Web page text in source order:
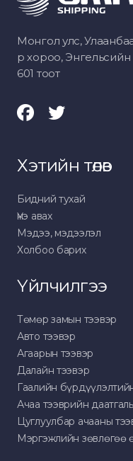
Монгол улс,
р хороо,
601 тоот
Хэтийн төлөв
Бидний тухай
Үнэ авах
Мэдээ, мэдээлэл
Холбоо барих
Үйлчилгээ
Төмөр замын тээвэр
Авто тээвэр
Агаарын тээвэр
Далайн тээвэр
Гаалийн
Ачаа тээврийн
Цуглуулбар ачааны
Мэргэжлийн зөвлөгөө